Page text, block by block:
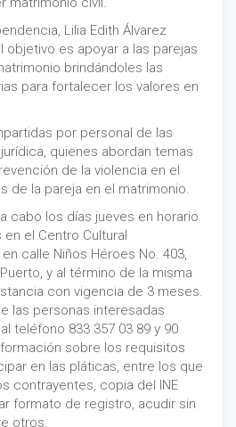
Lilia Edith Álvarez
objetivo es apoyar a las parejas
brindándoles las
para fortalecer los valores en
por personal de las
quienes abordan temas
de la violencia en el
de la pareja en el matrimonio.
cabo los días jueves en horario
en el Centro Cultural
calle Niños Héroes No. 403,
y al término de la misma
con vigencia de 3 meses.
las personas interesadas
teléfono 833 357 03 89 y 90
sobre los requisitos
en las pláticas, entre los que
contrayentes, copia del INE
formato de registro, acudir sin
otros.